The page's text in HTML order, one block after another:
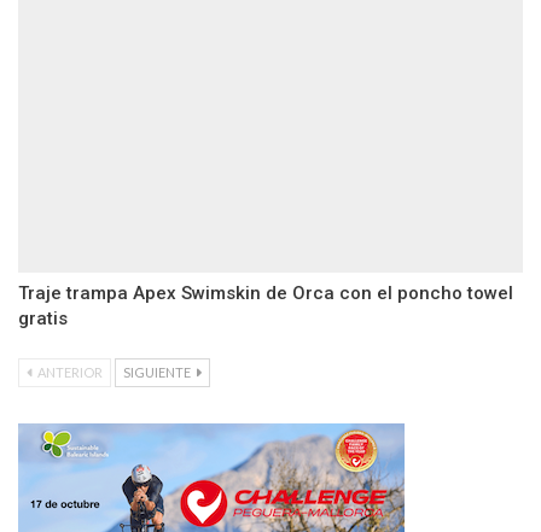
Traje trampa Apex Swimskin de Orca con el poncho towel
gratis
ANTERIOR SIGUIENTE